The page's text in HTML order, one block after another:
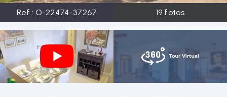
Ref.: O-22474-37267 19 fotos